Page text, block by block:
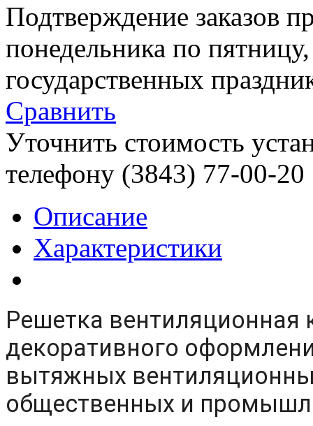
Подтверждение заказов
понедельника по
государственных
Сравнить
Уточнить стоимость
телефону (3843) 77-00-20
Описание
Характеристики
Решетка
декоративного
вытяжных
общественных и